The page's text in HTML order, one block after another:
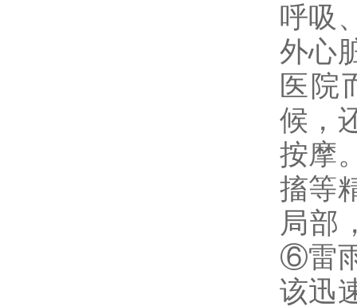
呼吸
外心
医院
候，
按摩
搐等
局部
⑥雷
该迅